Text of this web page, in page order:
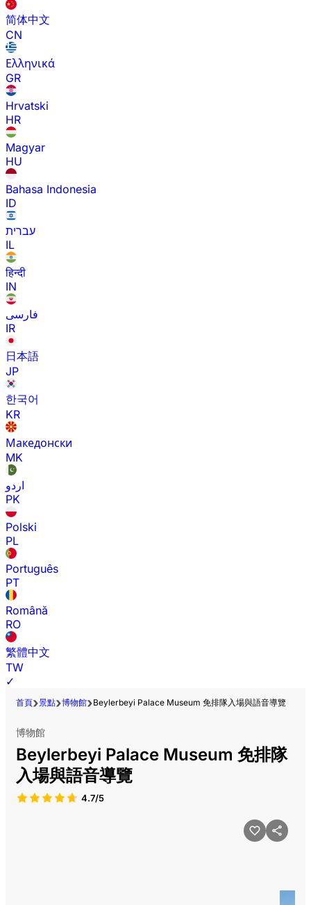
简体中文
CN
Ελληνικά
GR
Hrvatski
HR
Magyar
HU
Bahasa Indonesia
ID
עברית
IL
हिन्दी
IN
فارسی
IR
日本語
JP
한국어
KR
Македонски
MK
اردو
PK
Polski
PL
Português
PT
Română
RO
繁體中文
TW
✓
首頁 景點 博物館 Beylerbeyi Palace Museum 免排隊入場與語音導覽
博物館
Beylerbeyi Palace Museum 免排隊
入場與語音導覽
4.7/5